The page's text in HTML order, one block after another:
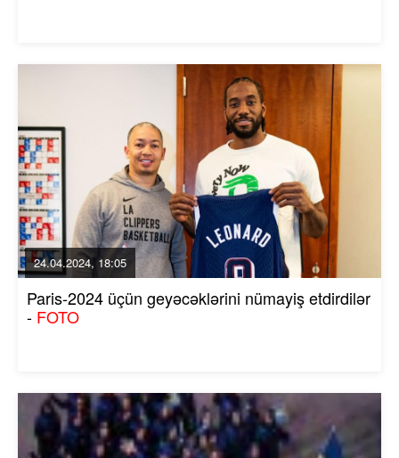
24.04.2024, 18:05
Paris-2024 üçün geyəcəklərini nümayiş etdirdilər
- FOTO